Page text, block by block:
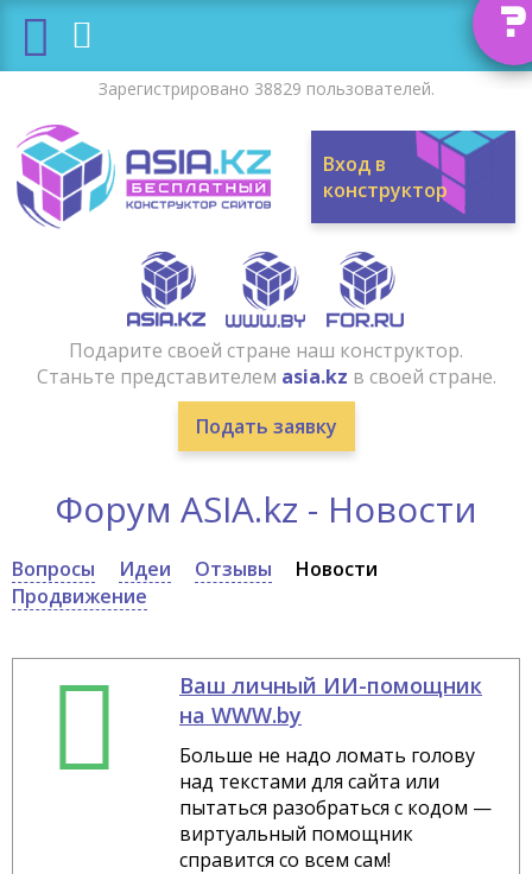
?
Зарегистрировано 38829 пользователей.
Вход в
конструктор
Подарите своей стране наш конструктор.
Станьте представителем asia.kz в своей стране.
Подать заявку
Форум ASIA.kz - Новости
Вопросы Идеи Отзывы
Новости
Продвижение
Ваш личный ИИ-помощник
на WWW.by
Больше не надо ломать голову
над текстами для сайта или
пытаться разобраться с кодом —
виртуальный помощник
справится со всем сам!